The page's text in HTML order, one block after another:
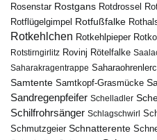
Rosenstar Rostgans Rotdrossel
Rotflügelgimpel Rotfußfalke
Rotkehlchen Rotkehlpieper
Rotstirngirlitz Rovinj Rötelfalke
Saharakragentrappe
Samtente Samtkopf-Grasmücke
Sandregenpfeifer Schelladler
Schilfrohrsänger Schlagschwirl
Schmutzgeier Schnatterente